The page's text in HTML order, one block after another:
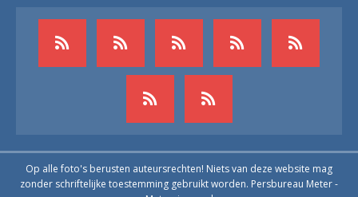
Op alle foto's berusten auteursrechten! Niets van deze website mag
zonder schriftelijke toestemming gebruikt worden. Persbureau Meter -